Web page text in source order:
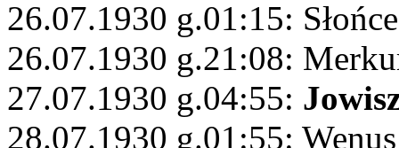
26.07.1930 g.01:15:
26.07.1930 g.21:08:
27.07.1930 g.04:55:
28.07.1930 g.01:55: